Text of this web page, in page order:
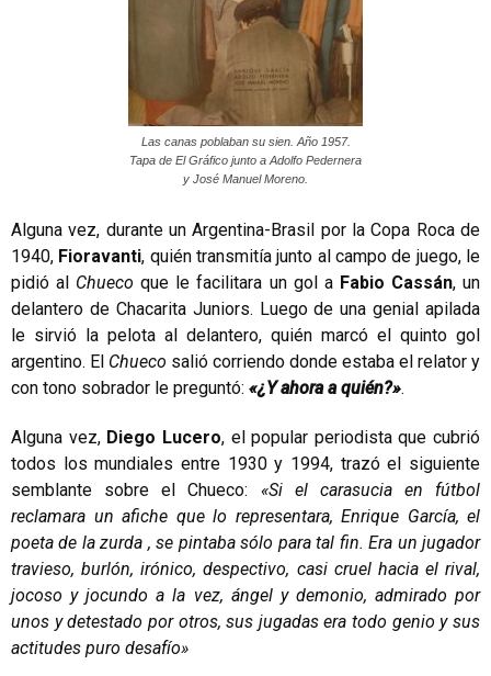
Las canas poblaban su sien. Año 1957.
Tapa de El Gráfico junto a Adolfo Pedernera
y José Manuel Moreno.
Alguna vez, durante un Argentina-Brasil por la Copa Roca de
1940, Fioravanti, quién transmitía junto al campo de juego, le
pidió al Chueco que le facilitara un gol a Fabio Cassán, un
delantero de Chacarita Juniors. Luego de una genial apilada
le sirvió la pelota al delantero, quién marcó el quinto gol
argentino. El Chueco salió corriendo donde estaba el relator y
con tono sobrador le preguntó: «¿Y ahora a quién?».
Alguna vez, Diego Lucero, el popular periodista que cubrió
todos los mundiales entre 1930 y 1994, trazó el siguiente
semblante sobre el Chueco: «Si el carasucia en fútbol
reclamara un afiche que lo representara, Enrique García, el
poeta de la zurda , se pintaba sólo para tal fin. Era un jugador
travieso, burlón, irónico, despectivo, casi cruel hacia el rival,
jocoso y jocundo a la vez, ángel y demonio, admirado por
unos y detestado por otros, sus jugadas era todo genio y sus
actitudes puro desafío»